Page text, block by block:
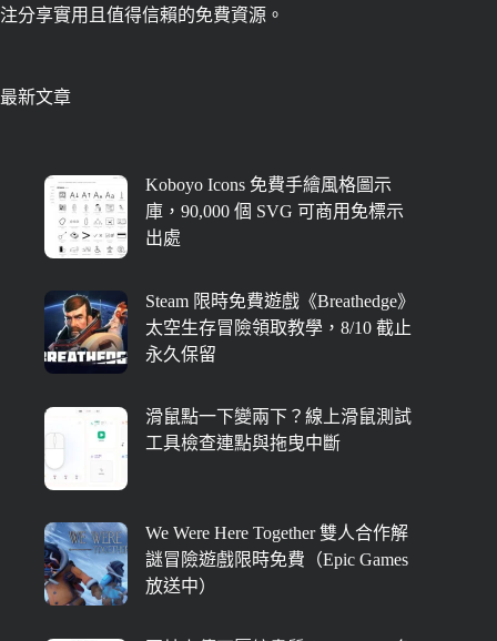
注分享實用且值得信賴的免費資源。
最新文章
Koboyo Icons 免費手繪風格圖示
庫，90,000 個 SVG 可商用免標示
出處
Steam 限時免費遊戲《Breathedge》
太空生存冒險領取教學，8/10 截止
永久保留
滑鼠點一下變兩下？線上滑鼠測試
工具檢查連點與拖曳中斷
We Were Here Together 雙人合作解
謎冒險遊戲限時免費（Epic Games
放送中）